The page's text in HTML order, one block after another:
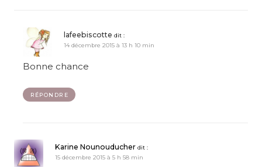
lafeebiscotte dit :
14 décembre 2015 à 13 h 10 min
Bonne chance
RÉPONDRE
Karine Nounouducher dit :
15 décembre 2015 à 5 h 58 min